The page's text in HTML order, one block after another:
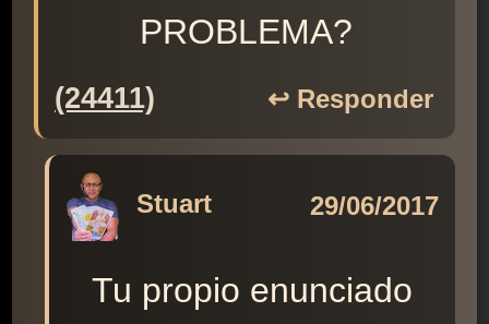
PROBLEMA?
(24411) ↩️ Responder
Stuart 29/06/2017
Tu propio enunciado